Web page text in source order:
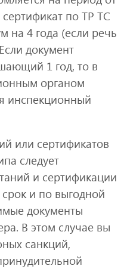
по ТР ТС
на 4 года (если речь
документ
1 год, то в
органом
инспекционный
или сертификатов
следует
и сертификации
и по выгодной
документы
В этом случае вы
санкций,